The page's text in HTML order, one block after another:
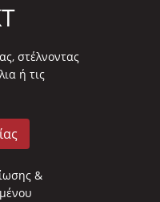
στέλνοντας
ή τις
&